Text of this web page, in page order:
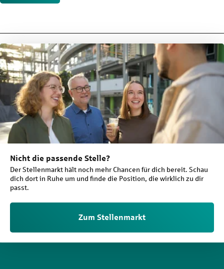
Nicht die passende Stelle?
Der Stellenmarkt hält noch mehr Chancen für dich bereit. Schau
dich dort in Ruhe um und finde die Position, die wirklich zu dir
passt.
Zum Stellenmarkt